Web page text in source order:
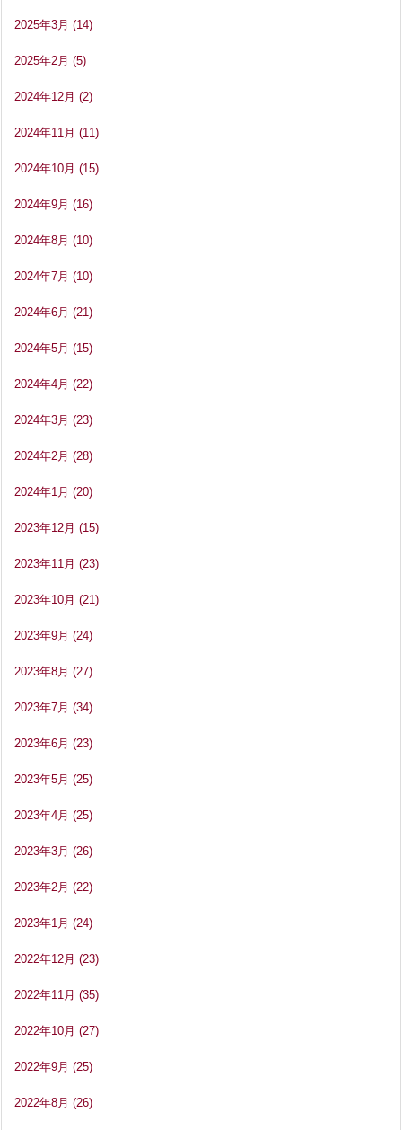
2025年3月 (14)
2025年2月 (5)
2024年12月 (2)
2024年11月 (11)
2024年10月 (15)
2024年9月 (16)
2024年8月 (10)
2024年7月 (10)
2024年6月 (21)
2024年5月 (15)
2024年4月 (22)
2024年3月 (23)
2024年2月 (28)
2024年1月 (20)
2023年12月 (15)
2023年11月 (23)
2023年10月 (21)
2023年9月 (24)
2023年8月 (27)
2023年7月 (34)
2023年6月 (23)
2023年5月 (25)
2023年4月 (25)
2023年3月 (26)
2023年2月 (22)
2023年1月 (24)
2022年12月 (23)
2022年11月 (35)
2022年10月 (27)
2022年9月 (25)
2022年8月 (26)